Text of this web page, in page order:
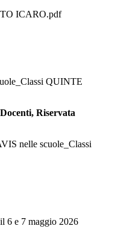
ICARO.pdf
QUINTE
Riservata
nelle scuole_Classi
6 e 7 maggio 2026